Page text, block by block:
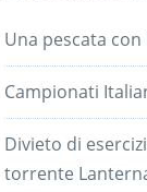
Una pescata
Campionati
Divieto di
torrente